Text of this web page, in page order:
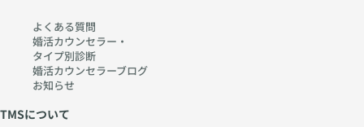
よくある質問
婚活カウンセラー・
タイプ別診断
婚活カウンセラーブログ
お知らせ
TMSについて